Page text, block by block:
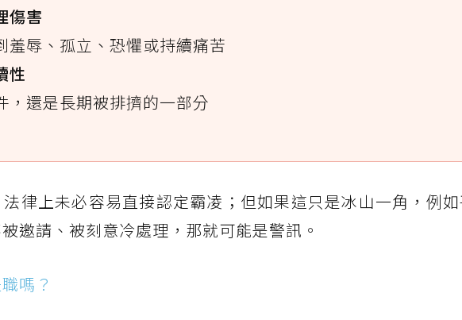
傷害
羞辱、孤立、恐懼或持續痛苦
性
，還是長期被排擠的一部分
律上未必容易直接認定霸凌；但如果這只是冰山一角，例
邀請、被刻意冷處理，那就可能是警訊。
嗎？